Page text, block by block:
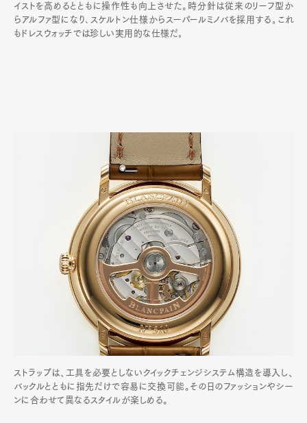
イストを高めるとともに操作性も向上させた。時分針は従来のリーフ型か
らアルファ型になり､スケルトン仕様からスーパールミノバを採用する｡これ
もドレスウォッチでは珍しい実用的な仕様だ｡
ストラップは、工具を必要としないクイックチェンジシステム構造を導入し、
バックルとともに指先だけで容易に交換可能。その日のファッションやシー
ンに合わせて異なるスタイルが楽しめる。